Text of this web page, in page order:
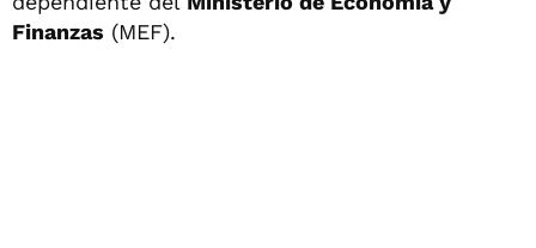
Finanzas (MEF).